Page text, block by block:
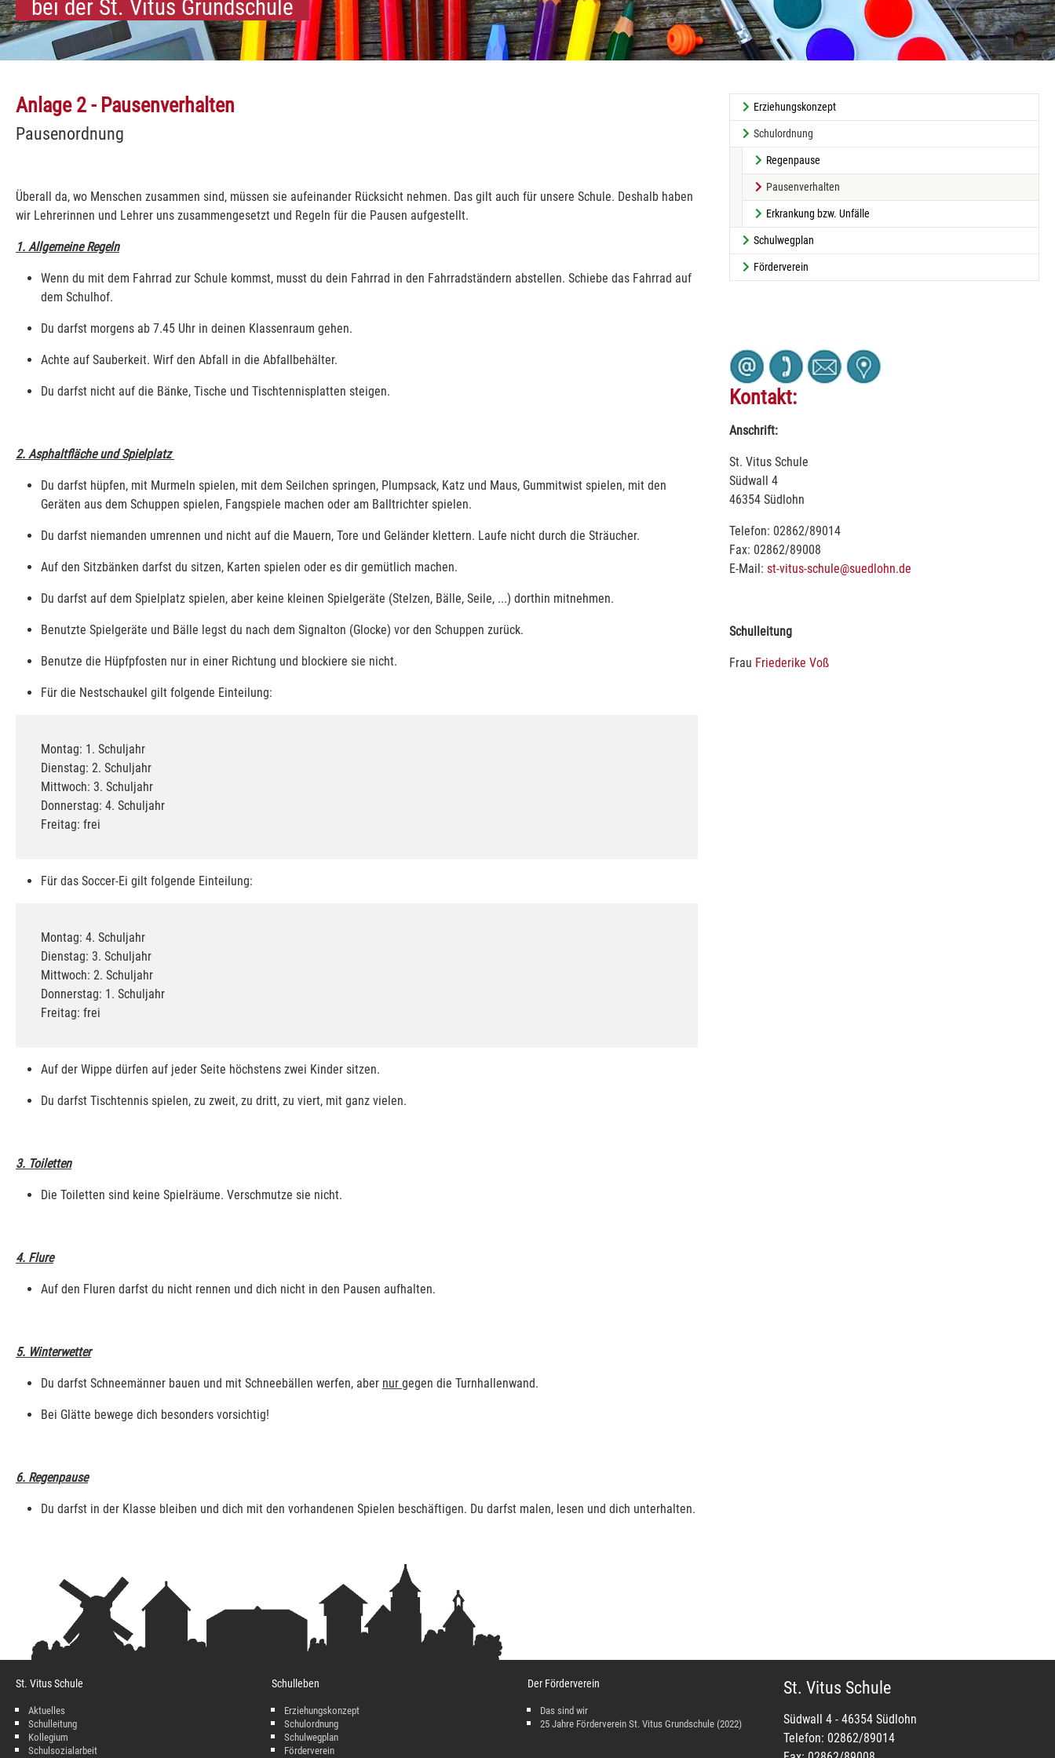
bei der St. Vitus Grundschule
Anlage 2 - Pausenverhalten
Pausenordnung
Überall da, wo Menschen zusammen sind, müssen sie aufeinander Rücksicht nehmen. Das gilt auch für unsere Schule. Deshalb haben
wir Lehrerinnen und Lehrer uns zusammengesetzt und Regeln für die Pausen aufgestellt.
1. Allgemeine Regeln
Wenn du mit dem Fahrrad zur Schule kommst, musst du dein Fahrrad in den Fahrradständern abstellen. Schiebe das Fahrrad auf
dem Schulhof.
Du darfst morgens ab 7.45 Uhr in deinen Klassenraum gehen.
Achte auf Sauberkeit. Wirf den Abfall in die Abfallbehälter.
Du darfst nicht auf die Bänke, Tische und Tischtennisplatten steigen.
2. Asphaltfläche und Spielplatz
Du darfst hüpfen, mit Murmeln spielen, mit dem Seilchen springen, Plumpsack, Katz und Maus, Gummitwist spielen, mit den
Geräten aus dem Schuppen spielen, Fangspiele machen oder am Balltrichter spielen.
Du darfst niemanden umrennen und nicht auf die Mauern, Tore und Geländer klettern. Laufe nicht durch die Sträucher.
Auf den Sitzbänken darfst du sitzen, Karten spielen oder es dir gemütlich machen.
Du darfst auf dem Spielplatz spielen, aber keine kleinen Spielgeräte (Stelzen, Bälle, Seile, ...) dorthin mitnehmen.
Benutzte Spielgeräte und Bälle legst du nach dem Signalton (Glocke) vor den Schuppen zurück.
Benutze die Hüpfpfosten nur in einer Richtung und blockiere sie nicht.
Für die Nestschaukel gilt folgende Einteilung:
Montag: 1. Schuljahr
Dienstag: 2. Schuljahr
Mittwoch: 3. Schuljahr
Donnerstag: 4. Schuljahr
Freitag: frei
Für das Soccer-Ei gilt folgende Einteilung:
Montag: 4. Schuljahr
Dienstag: 3. Schuljahr
Mittwoch: 2. Schuljahr
Donnerstag: 1. Schuljahr
Freitag: frei
Auf der Wippe dürfen auf jeder Seite höchstens zwei Kinder sitzen.
Du darfst Tischtennis spielen, zu zweit, zu dritt, zu viert, mit ganz vielen.
3. Toiletten
Die Toiletten sind keine Spielräume. Verschmutze sie nicht.
4. Flure
Auf den Fluren darfst du nicht rennen und dich nicht in den Pausen aufhalten.
5. Winterwetter
Du darfst Schneemänner bauen und mit Schneebällen werfen, aber nur gegen die Turnhallenwand.
Bei Glätte bewege dich besonders vorsichtig!
6. Regenpause
Du darfst in der Klasse bleiben und dich mit den vorhandenen Spielen beschäftigen. Du darfst malen, lesen und dich unterhalten.
Erziehungskonzept
Schulordnung
Regenpause
Pausenverhalten
Erkrankung bzw. Unfälle
Schulwegplan
Förderverein
Kontakt:
Anschrift:
St. Vitus Schule
Südwall 4
46354 Südlohn
Telefon: 02862/89014
Fax: 02862/89008
E-Mail:st-vitus-schule@suedlohn.de
Schulleitung
Frau Friederike Voß
St. Vitus Schule
Aktuelles
Schulleitung
Kollegium
Schulsozialarbeit
Schulleben
Erziehungskonzept
Schulordnung
Schulwegplan
Förderverein
Der Förderverein
Das sind wir
25 Jahre Förderverein St. Vitus Grundschule (2022)
St. Vitus Schule
Südwall 4 - 46354 Südlohn
Telefon: 02862/89014